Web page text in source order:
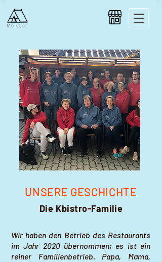
UNSERE GESCHICHTE
Die Kbistro-Familie
Wir haben den Betrieb des Restaurants
im Jahr 2020 übernommen; es ist ein
reiner Familienbetrieb. Papa, Mama,